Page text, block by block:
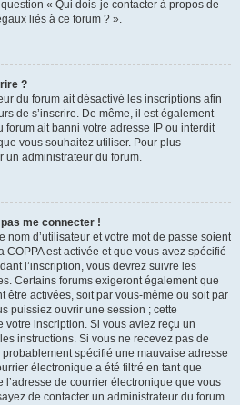
« Qui dois-je contacter à propos de
liés à ce forum ? ».
?
du forum ait désactivé les inscriptions afin
de s’inscrire. De même, il est également
forum ait banni votre adresse IP ou interdit
vous souhaitez utiliser. Pour plus
un administrateur du forum.
me connecter !
nom d’utilisateur et votre mot de passe soient
est activée et que vous avez spécifié
l’inscription, vous devrez suivre les
Certains forums exigeront également que
être activées, soit par vous-même ou soit par
puissiez ouvrir une session ; cette
votre inscription. Si vous aviez reçu un
instructions. Si vous ne recevez pas de
spécifié une mauvaise adresse
électronique a été filtré en tant que
l’adresse de courrier électronique que vous
de contacter un administrateur du forum.